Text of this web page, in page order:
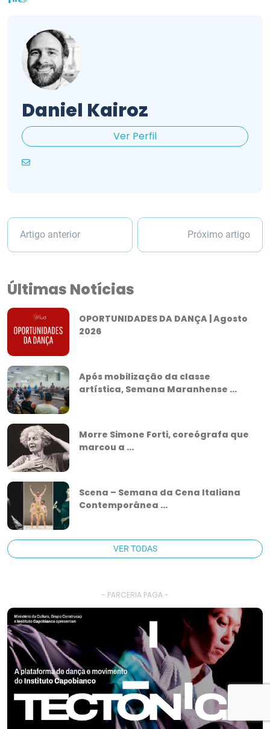
Daniel Kairoz
Ver Perfil
Artigo anterior Próximo artigo
Últimas Notícias
OPORTUNIDADES DA DANÇA | Agosto
2026
Após mobilização da classe
artística, Semana Maranhense ...
Morre Simone Forti, coreógrafa que
marcou a ...
Scena – Semana da Cena Italiana
Contemporânea ...
VER TODAS
- PARCERIA PAGA -